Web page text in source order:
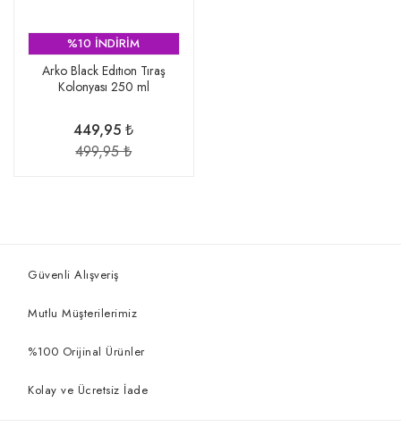
%10 İNDİRİM
Arko Black Edıtıon Tıraş
Kolonyası 250 ml
449,95 ₺
499,95 ₺
Güvenli Alışveriş
Mutlu Müşterilerimiz
%100 Orijinal Ürünler
Kolay ve Ücretsiz İade